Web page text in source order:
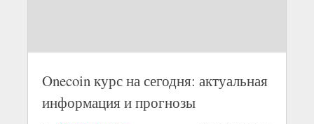
Onecoin курс на сегодня: актуальная
информация и прогнозы